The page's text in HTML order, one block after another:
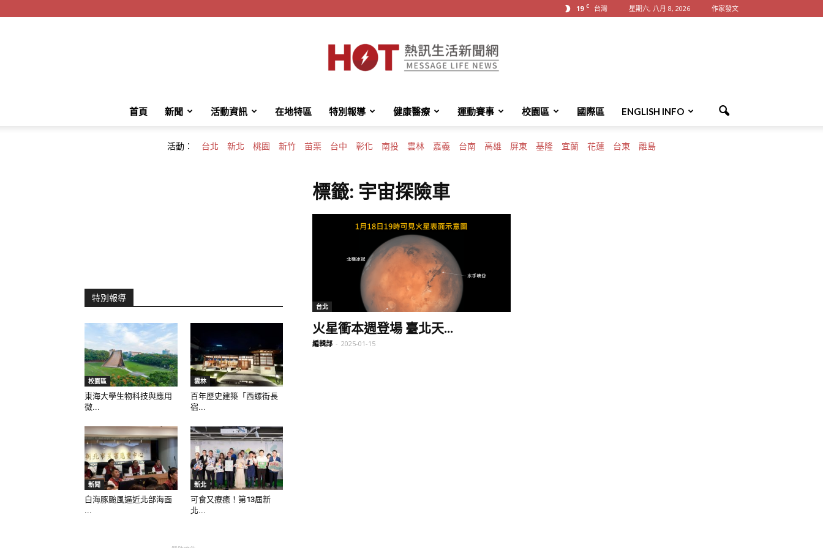
19 C 台灣 星期六, 八月 8, 2026 作家發文
HotMessage
熱
訊
首頁 新聞 活動資訊 在地特區 特別報導 健康醫療 運動賽事 校園區 國際區 ENGLISH INFO
活動： 台北 新北 桃園 新竹 苗栗 台中 彰化 南投 雲林 嘉義 台南 高雄 屏東 基隆 宜蘭 花蓮 台東 離島
標籤: 宇宙探險車
台北
火星衝本週登場 臺北天...
編輯部 - 2025-01-15
特別報導
校園區
東海大學生物科技與應用
微...
雲林
百年歷史建築「西螺街長
宿...
新聞
白海豚颱風逼近北部海面
...
新北
可食又療癒！第13屆新
北...